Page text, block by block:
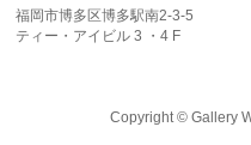
福岡市博多区博多駅南2-3-5
ティー・アイビル 3 ・4 F
Copyright ©Gallery